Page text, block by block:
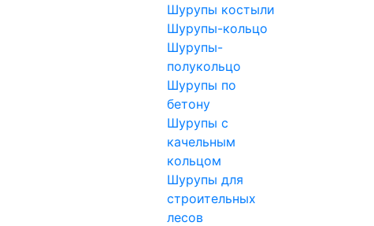
Шурупы костыли
Шурупы-кольцо
Шурупы-
полукольцо
Шурупы по
бетону
Шурупы с
качельным
кольцом
Шурупы для
строительных
лесов